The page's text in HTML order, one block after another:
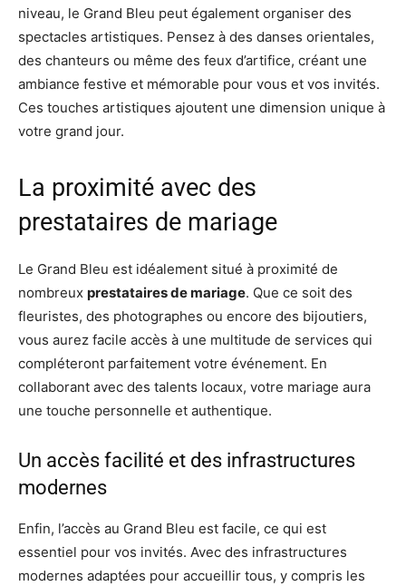
niveau, le Grand Bleu peut également organiser des
spectacles artistiques. Pensez à des danses orientales,
des chanteurs ou même des feux d’artifice, créant une
ambiance festive et mémorable pour vous et vos invités.
Ces touches artistiques ajoutent une dimension unique à
votre grand jour.
La proximité avec des
prestataires de mariage
Le Grand Bleu est idéalement situé à proximité de
nombreux prestataires de mariage. Que ce soit des
fleuristes, des photographes ou encore des bijoutiers,
vous aurez facile accès à une multitude de services qui
compléteront parfaitement votre événement. En
collaborant avec des talents locaux, votre mariage aura
une touche personnelle et authentique.
Un accès facilité et des infrastructures
modernes
Enfin, l’accès au Grand Bleu est facile, ce qui est
essentiel pour vos invités. Avec des infrastructures
modernes adaptées pour accueillir tous, y compris les